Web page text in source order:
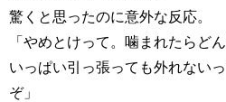
驚くと思ったのに意外な反応。
「やめとけって。噛まれたらど
いっぱい引っ張っても外れない
ぞ」